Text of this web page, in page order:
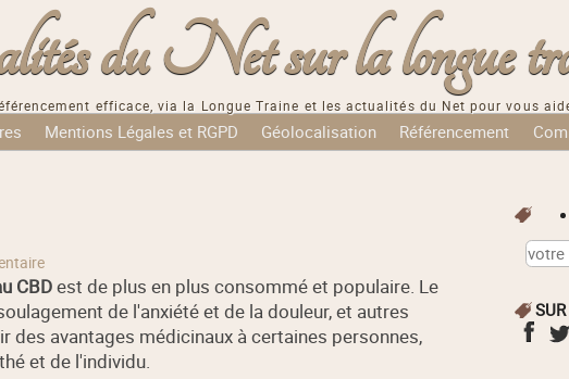
du Net sur la longue
efficace, via la Longue Traine et les actualités du Net pour vous
Mentions Légales et RGPD Géolocalisation Référencement
CBDest de plus en plus consommé et populaire. Le
de l'anxiété et de la douleur, et autres
des avantages médicinaux à certaines personnes,
et de l'individu.